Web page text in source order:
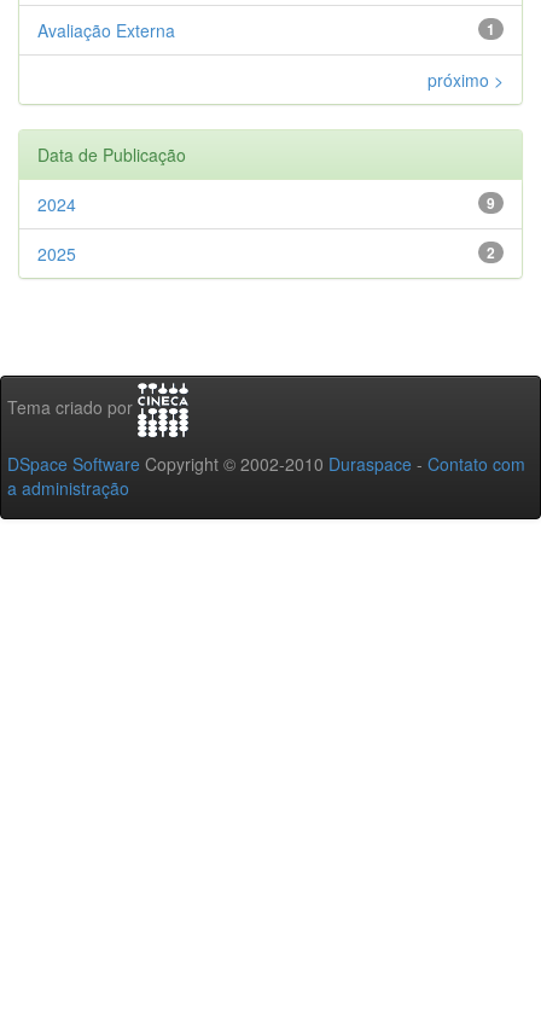
1
Avaliação Externa
próximo >
Data de Publicação
9
2024
2
2025
Tema criado por
DSpace Software Copyright © 2002-2010 Duraspace - Contato com
a administração